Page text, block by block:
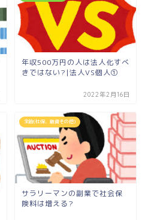
年収500万円の人は法人化すべ
きではない?|法人VS個人①
2022年2月16日
全般(社保、融資その他)
サラリーマンの副業で社会保
険料は増える?